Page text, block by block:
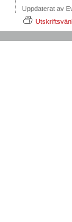
Uppdaterat av